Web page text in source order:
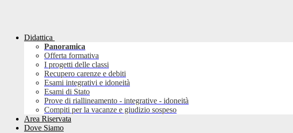
Didattica
Panoramica
Offerta formativa
I progetti delle classi
Recupero carenze e debiti
Esami integrativi e idoneità
Esami di Stato
Prove di riallineamento - integrative - idoneità
Compiti per la vacanze e giudizio sospeso
Area Riservata
Dove Siamo